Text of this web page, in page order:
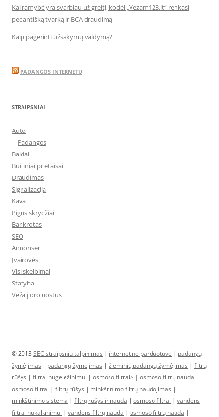
Kai ramybė yra svarbiau už greitį, kodėl „Vezam123.lt“ renkasi
pedantišką tvarką ir BCA draudimą
Kaip pagerinti užsakymų valdymą?
PADANGOS INTERNETU
STRAIPSNIAI
Auto
Padangos
Baldai
Buitiniai prietaisai
Draudimas
Signalizacija
Kava
Pigūs skrydžiai
Bankrotas
SEO
Annonser
Įvairovės
Visi skelbimai
Statyba
Veža į oro uostus
© 2013 SEO straipsniu talpinimas | internetine parduotuve | padangų
žymėjimas | padangų žymėjimas | žieminių padangų žymėjimas | filtrų
rūšys | filtrai nugeležinimui | osmoso filtrai> | osmoso filtrų nauda |
osmoso filtrai | filtrų rūšys | minkštinimo filtrų naudojimas |
minkštinimo sistema | filtrų rūšys ir nauda | osmoso filtrai | vandens
filtrai nukalkinimui | vandens filtrų nauda | osmoso filtrų nauda |